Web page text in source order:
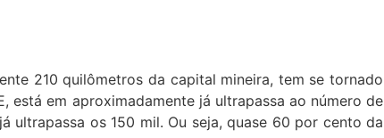
210 quilômetros da capital mineira, tem se tornado
está em aproximadamente já ultrapassa ao número de
ultrapassa os 150 mil. Ou seja, quase 60 por cento da